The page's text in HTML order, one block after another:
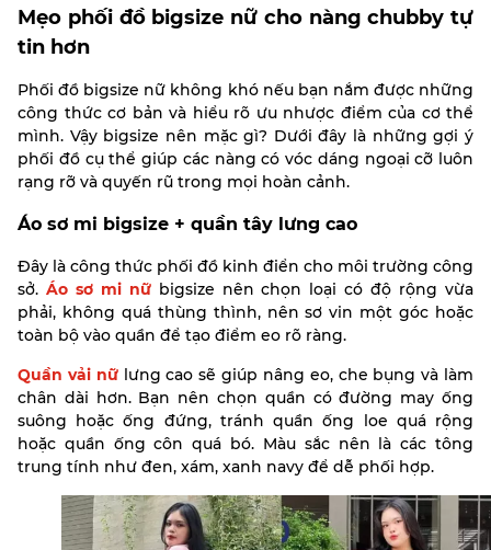
Mẹo phối đồ bigsize nữ cho nàng chubby tự
tin hơn
Phối đồ bigsize nữ không khó nếu bạn nắm được những
công thức cơ bản và hiểu rõ ưu nhược điểm của cơ thể
mình. Vậy bigsize nên mặc gì? Dưới đây là những gợi ý
phối đồ cụ thể giúp các nàng có vóc dáng ngoại cỡ luôn
rạng rỡ và quyến rũ trong mọi hoàn cảnh.
Áo sơ mi bigsize + quần tây lưng cao
Đây là công thức phối đồ kinh điển cho môi trường công
sở. Áo sơ mi nữbigsize nên chọn loại có độ rộng vừa
phải, không quá thùng thình, nên sơ vin một góc hoặc
toàn bộ vào quần để tạo điểm eo rõ ràng.
Quần vải nữlưng cao sẽ giúp nâng eo, che bụng và làm
chân dài hơn. Bạn nên chọn quần có đường may ống
suông hoặc ống đứng, tránh quần ống loe quá rộng
hoặc quần ống côn quá bó. Màu sắc nên là các tông
trung tính như đen, xám, xanh navy để dễ phối hợp.